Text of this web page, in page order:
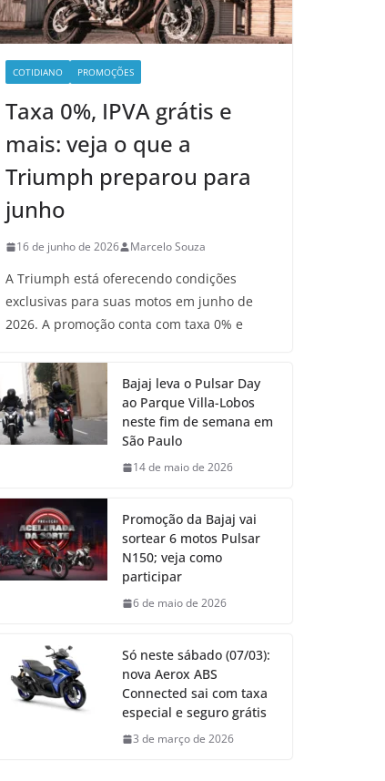
COTIDIANO PROMOÇÕES
Taxa 0%, IPVA grátis e
mais: veja o que a
Triumph preparou para
junho
16 de junho de 2026 Marcelo Souza
A Triumph está oferecendo condições
exclusivas para suas motos em junho de
2026. A promoção conta com taxa 0% e
Bajaj leva o Pulsar Day
ao Parque Villa-Lobos
neste fim de semana em
São Paulo
14 de maio de 2026
Promoção da Bajaj vai
sortear 6 motos Pulsar
N150; veja como
participar
6 de maio de 2026
Só neste sábado (07/03):
nova Aerox ABS
Connected sai com taxa
especial e seguro grátis
3 de março de 2026